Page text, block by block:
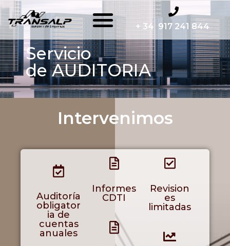
+ 34 917 241 844
Servicio
de AUDITORIA
Intervenimos
Auditoría
obligator
ia de
cuentas
anuales
Informes
CDTI
Revision
es
limitadas